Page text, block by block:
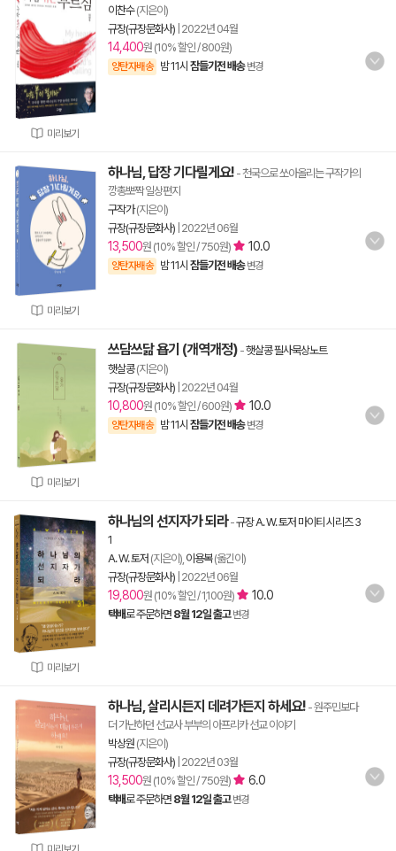
미리보기
이찬수(지은이)
규장(규장문화사) 2022년 04월
14,400원 (10% 할인 / 800원)
양탄자배송 밤 11시 잠들기전 배송 변경
미리보기
하나님, 답장 기다릴게요! - 천국으로 쏘아올리는 구작가의
깡총뽀짝 일상편지
구작가(지은이)
규장(규장문화사) 2022년 06월
13,500원 (10% 할인 / 750원) 10.0
양탄자배송 밤 11시 잠들기전 배송 변경
미리보기
쓰담쓰닮 욥기 (개역개정) -햇살콩 필사묵상노트
햇살콩(지은이)
규장(규장문화사) 2022년 04월
10,800원 (10% 할인 / 600원) 10.0
양탄자배송 밤 11시 잠들기전 배송 변경
미리보기
하나님의 선지자가 되라-규장 A. W. 토저 마이티 시리즈 3
1
A. W. 토저 (지은이), 이용복(옮긴이)
규장(규장문화사) 2022년 06월
19,800원 (10% 할인 / 1,100원) 10.0
택배로 주문하면 8월 12일 출고 변경
하나님, 살리시든지 데려가든지 하세요! - 원주민보다
더 가난하던 선교사 부부의 아프리카 선교 이야기
박상원 (지은이)
규장(규장문화사) 2022년 03월
13,500원 (10% 할인 / 750원) 6.0
택배로 주문하면 8월 12일 출고 변경